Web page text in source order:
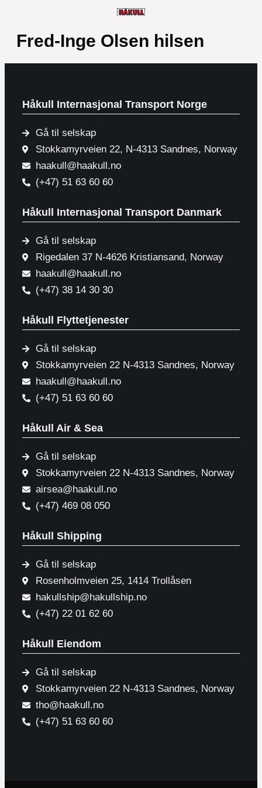
Fred-Inge Olsen hilsen
Håkull Internasjonal Transport Norge
Gå til selskap
Stokkamyrveien 22, N-4313 Sandnes, Norway
haakull@haakull.no
(+47) 51 63 60 60
Håkull Internasjonal Transport Danmark
Gå til selskap
Rigedalen 37 N-4626 Kristiansand, Norway
haakull@haakull.no
(+47) 38 14 30 30
Håkull Flyttetjenester
Gå til selskap
Stokkamyrveien 22 N-4313 Sandnes, Norway
haakull@haakull.no
(+47) 51 63 60 60
Håkull Air & Sea
Gå til selskap
Stokkamyrveien 22 N-4313 Sandnes, Norway
airsea@haakull.no
(+47) 469 08 050
Håkull Shipping
Gå til selskap
Rosenholmveien 25, 1414 Trollåsen
hakullship@hakullship.no
(+47) 22 01 62 60
Håkull Eiendom
Gå til selskap
Stokkamyrveien 22 N-4313 Sandnes, Norway
tho@haakull.no
(+47) 51 63 60 60